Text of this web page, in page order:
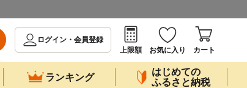
ログイン・会員登録
上限額
お気に入り カート
ランキング
はじめての
ふるさと納税